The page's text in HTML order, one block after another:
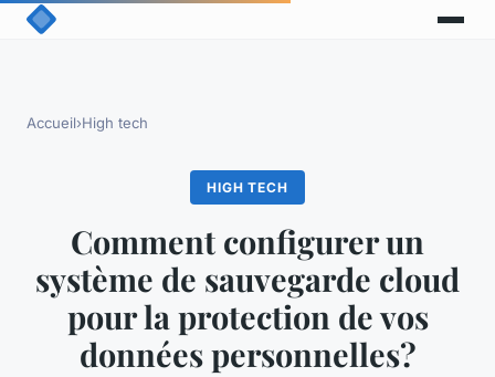
Accueil›High tech
HIGH TECH
Comment configurer un
système de sauvegarde cloud
pour la protection de vos
données personnelles?